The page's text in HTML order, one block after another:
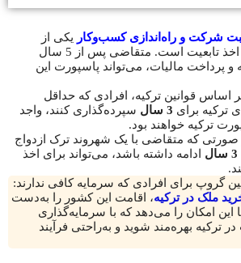
شرکت و راه‌اندازی کسب‌وکار یکی از
روش‌های پرهزینه برای اخذ تابعیت است. متقاضی پس از 5 سال
و پرداخت مالیات، می‌تواند پاسپورت این
اساس قوانین ترکیه، افرادی که حداقل
ترکیه برای 3 سال
سپرده‌گذاری کنند، واجد
ترکیه خواهند بود.
صورتی که متقاضی با یک شهروند ترک ازدواج
ادامه داشته باشد، می‌تواند برای اخذ
گروپ برای افرادی که سرمایه کافی ندارند:
ملک در ترکیه، اقامت این کشور را به‌دست
این امکان را می‌دهد که با سرمایه‌گذاری
در ترکیه بهره‌مند شوید و به‌راحتی فرآیند